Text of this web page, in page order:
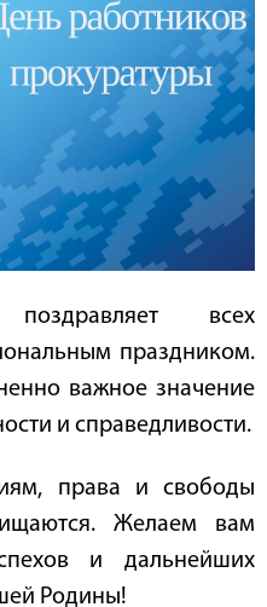
всех
праздником.
важное значение
и справедливости.
права и свободы
Желаем вам
и дальнейших
Родины!